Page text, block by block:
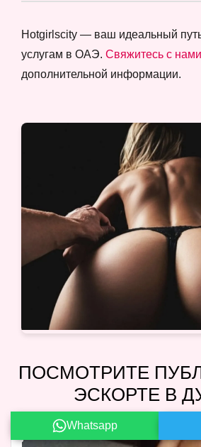
Hotgirlscity — ваш идеальный
услугам в ОАЭ. Свяжитесь с нами
дополнительной информации.
ПОСМОТРИТЕ
ЭСКОРТЕ В
Whatsapp